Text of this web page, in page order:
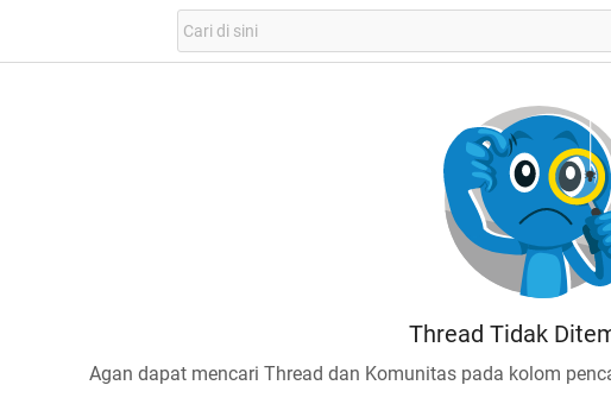
Thread Tidak
Agan dapat mencari Thread dan Komunitas pada kolom